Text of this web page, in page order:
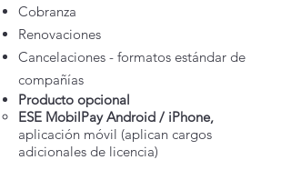
Cobranza
Renovaciones
Cancelaciones - formatos estándar de
compañías
Producto opcional
ESE MobilPay Android / iPhone,
aplicación móvil (aplican cargos
adicionales de licencia)